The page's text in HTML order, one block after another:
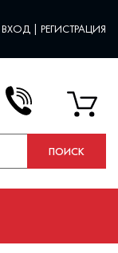
ВХОД | РЕГИСТРАЦИЯ